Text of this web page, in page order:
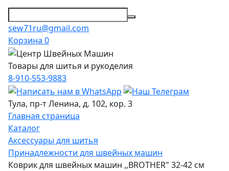
sew71ru@gmail.com
Корзина 0
Товары для шитья и рукоделия
8-910-553-9883
Тула, пр-т Ленина, д. 102, кор. 3
Главная страница
Каталог
Аксессуары для шитья
Принадлежности для швейных машин
Коврик для швейных машин ,,BROTHER" 32-42 см